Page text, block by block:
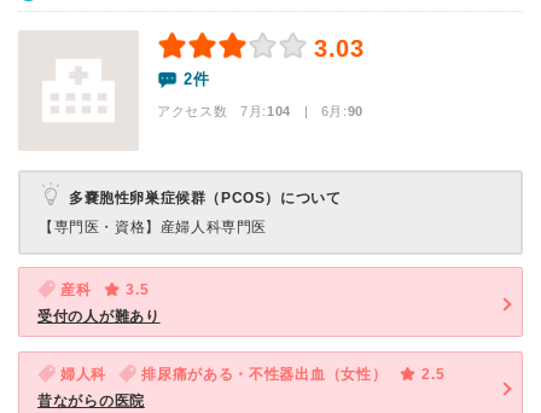
3.03
2件
アクセス数 7月:104 | 6月:90
多嚢胞性卵巣症候群（PCOS）について
【専門医・資格】 産婦人科専門医
産科
3.5
受付の人が難あり
婦人科 排尿痛がある・不性器出血（女性）
2.5
昔ながらの医院